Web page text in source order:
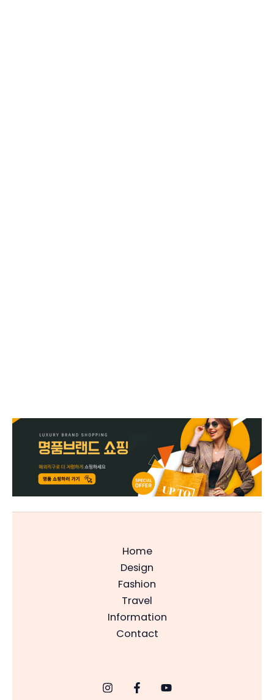
Home
Design
Fashion
Travel
Information
Contact